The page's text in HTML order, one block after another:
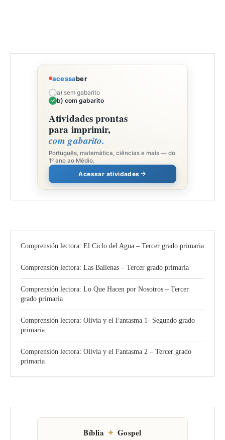
acessaber
a) sem gabarito
b) com gabarito
Atividades prontas
para imprimir,
com gabarito.
Português, matemática, ciências e mais — do
1º ano ao Médio.
Acessar atividades
Comprensión lectora: El Ciclo del Agua – Tercer grado primaria
Comprensión lectora: Las Ballenas – Tercer grado primaria
Comprensión lectora: Lo Que Hacen por Nosotros – Tercer
grado primaria
Comprensión lectora: Olivia y el Fantasma 1- Segundo grado
primaria
Comprensión lectora: Olivia y el Fantasma 2 – Tercer grado
primaria
Bíblia ✦ Gospel